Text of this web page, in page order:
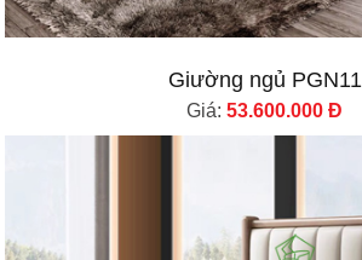
Giường ngủ PGN11
Giá: 53.600.000 Đ